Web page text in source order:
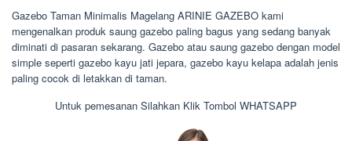
Gazebo Taman Minimalis Magelang ARINIE GAZEBO kami
mengenalkan produk saung gazebo paling bagus yang sedang banyak
diminati di pasaran sekarang. Gazebo atau saung gazebo dengan model
simple seperti gazebo kayu jati jepara, gazebo kayu kelapa adalah jenis
paling cocok di letakkan di taman.
Untuk pemesanan Silahkan Klik Tombol WHATSAPP